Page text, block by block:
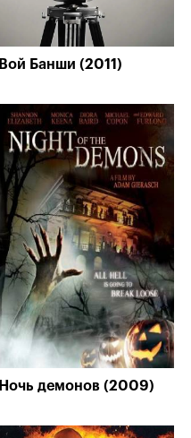
Вой Банши (2011)
Ночь демонов (2009)